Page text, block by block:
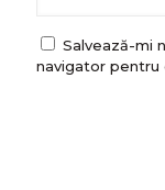
Salvează-mi
navigator pentru